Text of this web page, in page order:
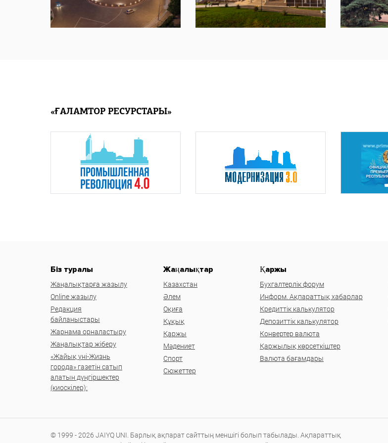
«ҒАЛАМТОР РЕСУРСТАРЫ»
Біз туралы
Жаңалықтарға жазылу
Online жазылу
Редакция
байланыстары
Жарнама орналастыру
Жаңалықтар жіберу
«Жайық үні-Жизнь
города» газетін сатып
алатын дүңгіршектер
(киоскілер):
Жаңалықтар
Казахстан
Әлем
Оқиға
Құқық
Қаржы
Мәдениет
Спорт
Сюжеттер
Қаржы
Бухгалтерлік форум
Информ. Ақпараттық хабарлар
Кредиттік калькулятор
Депозиттік калькулятор
Конвертер валюта
Қаржылық көрсеткіштер
Валюта бағамдары
© 1999 - 2026 JAIYQ UNI. Барлық ақпарат сайттың меншігі болып табылады. Ақпараттық